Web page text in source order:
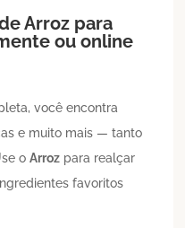
Arroz para
ou online
você encontra
e muito mais — tanto
oArroz para realçar
favoritos